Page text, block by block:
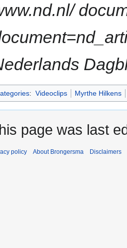
: Videoclips Myrthe Hilkens
page was last
policy About Brongersma Disclaimers